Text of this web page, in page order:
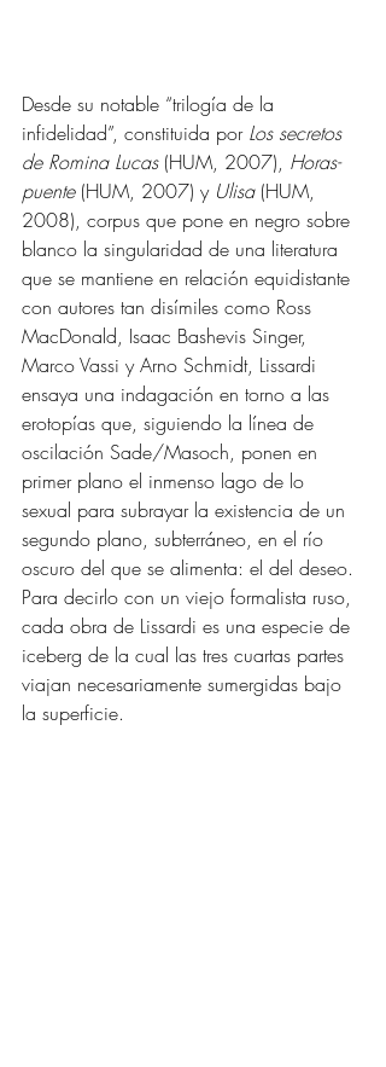
Desde su notable “trilogía de la
infidelidad”, constituida por Los secretos
de Romina Lucas (HUM, 2007), Horas-
puente (HUM, 2007) y Ulisa (HUM,
2008), corpus que pone en negro sobre
blanco la singularidad de una literatura
que se mantiene en relación equidistante
con autores tan disímiles como Ross
MacDonald, Isaac Bashevis Singer,
Marco Vassi y Arno Schmidt, Lissardi
ensaya una indagación en torno a las
erotopías que, siguiendo la línea de
oscilación Sade/Masoch, ponen en
primer plano el inmenso lago de lo
sexual para subrayar la existencia de un
segundo plano, subterráneo, en el río
oscuro del que se alimenta: el del deseo.
Para decirlo con un viejo formalista ruso,
cada obra de Lissardi es una especie de
iceberg de la cual las tres cuartas partes
viajan necesariamente sumergidas bajo
la superficie.